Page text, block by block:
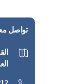
تواصل